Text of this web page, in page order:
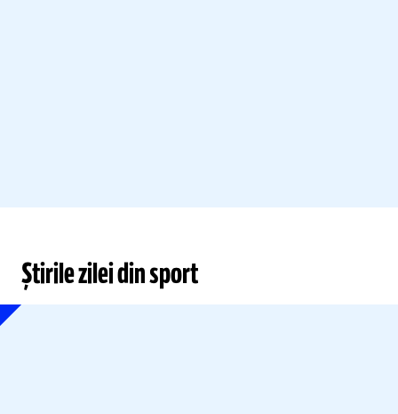
Știrile zilei din sport